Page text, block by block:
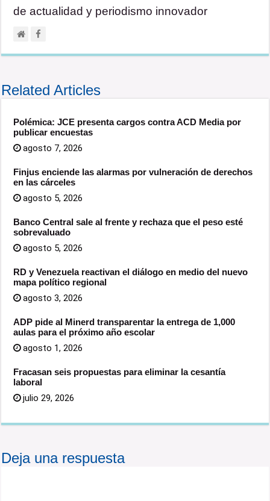
de actualidad y periodismo innovador
Related Articles
Polémica: JCE presenta cargos contra ACD Media por
publicar encuestas
agosto 7, 2026
Finjus enciende las alarmas por vulneración de derechos
en las cárceles
agosto 5, 2026
Banco Central sale al frente y rechaza que el peso esté
sobrevaluado
agosto 5, 2026
RD y Venezuela reactivan el diálogo en medio del nuevo
mapa político regional
agosto 3, 2026
ADP pide al Minerd transparentar la entrega de 1,000
aulas para el próximo año escolar
agosto 1, 2026
Fracasan seis propuestas para eliminar la cesantía
laboral
julio 29, 2026
Deja una respuesta